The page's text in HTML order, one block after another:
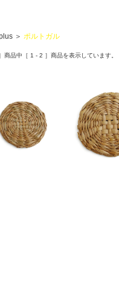
＞ ポルトガル
商品中［ 1 - 2 ］商品を表示しています。